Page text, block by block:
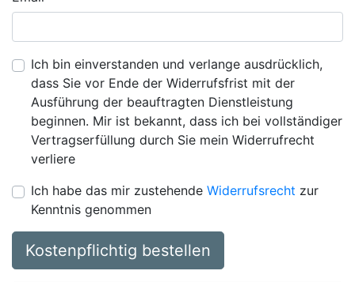
Ich bin einverstanden und verlange ausdrücklich,
dass Sie vor Ende der Widerrufsfrist mit der
Ausführung der beauftragten Dienstleistung
beginnen. Mir ist bekannt, dass ich bei vollständiger
Vertragserfüllung durch Sie mein Widerrufrecht
verliere
Ich habe das mir zustehende Widerrufsrecht zur
Kenntnis genommen
Kostenpflichtig bestellen